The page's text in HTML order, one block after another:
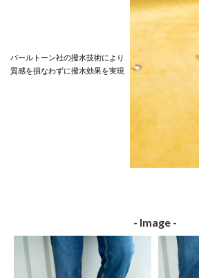
パールトーン社の撥水技術により
質感を損なわずに撥水効果を実現
- Image -